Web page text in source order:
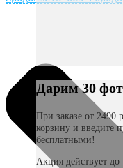
Дарим 30
При заказе от 2490
корзину и введите
бесплатными!
Акция действует до